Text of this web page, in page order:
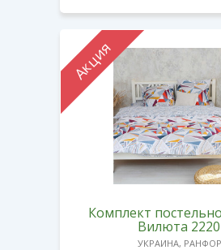
Акция
Комплект
Вилюта
УКРАИНА,